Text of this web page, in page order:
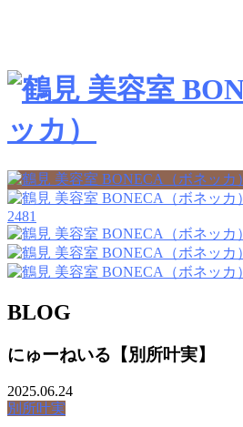
2481
BLOG
にゅーねいる【別所叶実】
2025.06.24
別所叶実